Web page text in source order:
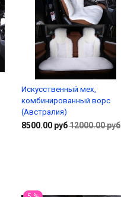
Искусственный мех,
комбинированный ворс
(Австралия)
8500.00 руб12000.00 руб